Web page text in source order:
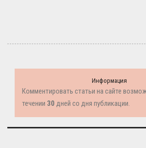
Информация
Комментировать статьи на сайте
течении 30 дней со дня публикации.